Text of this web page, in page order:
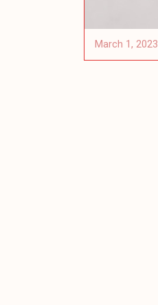
March 1, 2023